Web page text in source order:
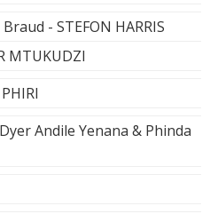
- STEFON HARRIS
MTUKUDZI
Andile Yenana & Phinda